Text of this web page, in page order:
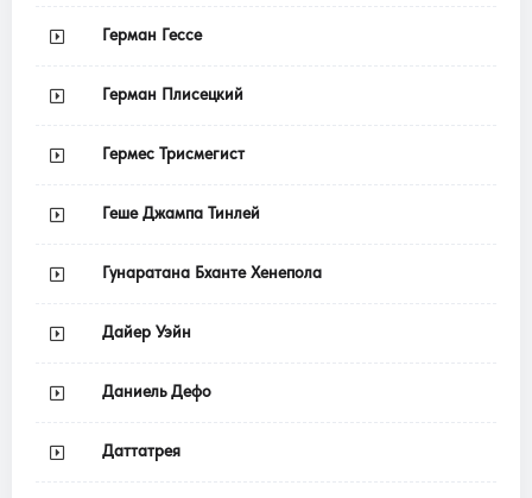
Герман Гессе
Герман Плисецкий
Гермес Трисмегист
Геше Джампа Тинлей
Гунаратана Бханте Хенепола
Дайер Уэйн
Даниель Дефо
Даттатрея